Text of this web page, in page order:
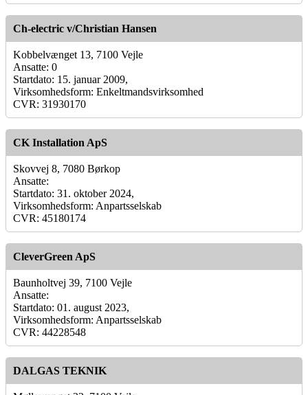
Ch-electric v/Christian Hansen
Kobbelvænget 13, 7100 Vejle
Ansatte: 0
Startdato: 15. januar 2009,
Virksomhedsform: Enkeltmandsvirksomhed
CVR: 31930170
CK Installation ApS
Skovvej 8, 7080 Børkop
Ansatte:
Startdato: 31. oktober 2024,
Virksomhedsform: Anpartsselskab
CVR: 45180174
CleverGreen ApS
Baunholtvej 39, 7100 Vejle
Ansatte:
Startdato: 01. august 2023,
Virksomhedsform: Anpartsselskab
CVR: 44228548
DALGAS TEKNIK